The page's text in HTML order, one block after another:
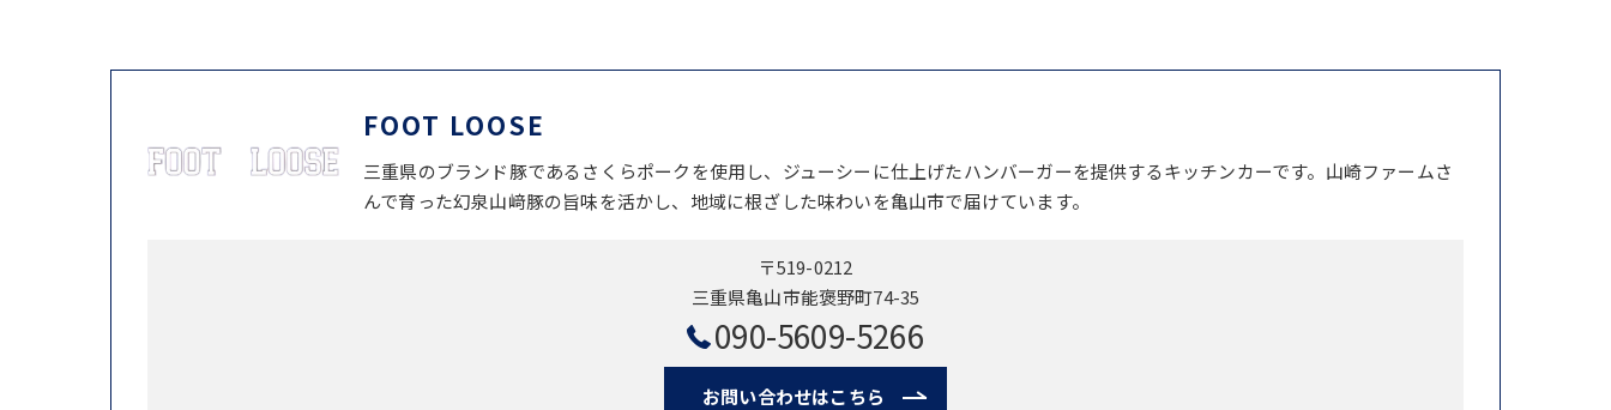
FOOT LOOSE
三重県のブランド豚であるさくらポークを使用し、ジューシーに仕上げたハンバーガーを提供するキッチンカーです。山崎ファームさ
んで育った幻泉山﨑豚の旨味を活かし、地域に根ざした味わいを亀山市で届けています。
〒519-0212
三重県亀山市能褒野町74-35
090-5609-5266
お問い合わせはこちら